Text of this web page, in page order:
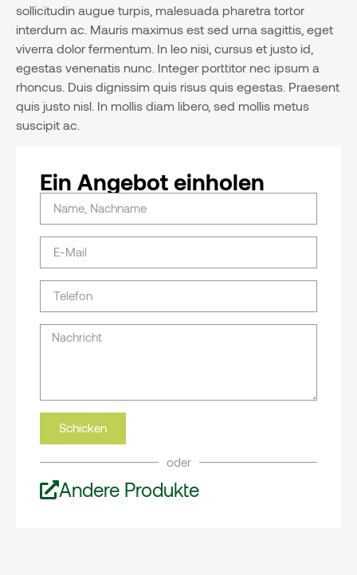
sollicitudin augue turpis, malesuada pharetra tortor
interdum ac. Mauris maximus est sed urna sagittis, eget
viverra dolor fermentum. In leo nisi, cursus et justo id,
egestas venenatis nunc. Integer porttitor nec ipsum a
rhoncus. Duis dignissim quis risus quis egestas. Praesent
quis justo nisl. In mollis diam libero, sed mollis metus
suscipit ac.
Ein Angebot einholen
Schicken
oder
Andere Produkte